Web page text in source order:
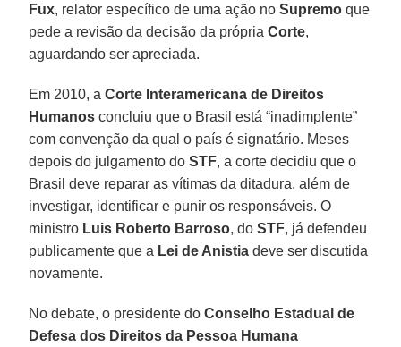
Fux, relator específico de uma ação noSupremo que
pede a revisão da decisão da própriaCorte,
aguardando ser apreciada.
Em 2010, aCorte Interamericana de Direitos
Humanos concluiu que o Brasil está “inadimplente”
com convenção da qual o país é signatário. Meses
depois do julgamento doSTF, a corte decidiu que o
Brasil deve reparar as vítimas da ditadura, além de
investigar, identificar e punir os responsáveis. O
ministro Luis Roberto Barroso, doSTF, já defendeu
publicamente que a Lei de Anistia deve ser discutida
novamente.
No debate, o presidente doConselho Estadual de
Defesa dos Direitos da Pessoa Humana